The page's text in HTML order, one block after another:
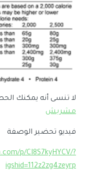
لا تنسى أنه يمكنك
مشربش
فيديو تحضير الوصفة
p/CI8S7kyHYCV/?
igshid=112z2zg4zeyrp